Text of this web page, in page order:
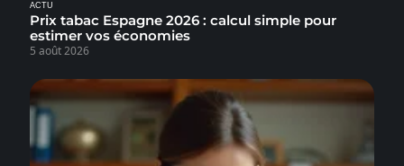
ACTU
Prix tabac Espagne 2026 : calcul simple pour
estimer vos économies
5 août 2026